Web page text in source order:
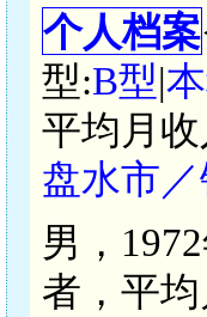
个人档案
型:B型|
平均月收
盘水市
男，
者，平